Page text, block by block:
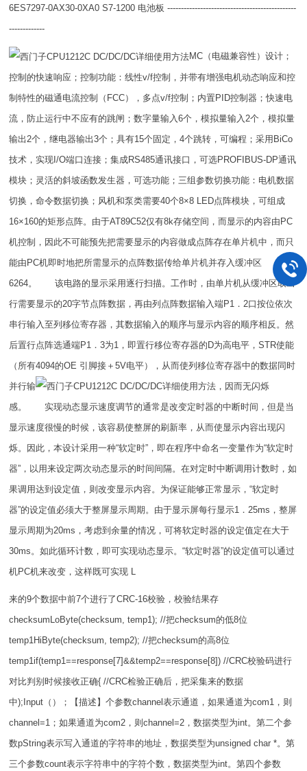
6ES7297-0AX30-0XA0 S7-1200 电池板 -----------------------------------------------
-------------
MC（电磁兼容性）设计；
控制的快速响应；控制功能：线性v/f控制，并带有增强电机动态响应和控
制特性的磁通电流控制（FCC），多点v/f控制；内置PID控制器；快速电
流，防止运行中不应有的跳闸；数字量输入6个，模拟量输入2个，模拟量
输出2个，继电器输出3个；具有15个固定，4个跳转，可编程；采用BiCo
技术，实现I/O端口连接；集成RS485通讯接口，可选PROFIBUS-DP通讯
模块；灵活的斜坡函数发生器，可选功能；三组参数切换功能：电机数据
切换，命令数据切换；风机和泵类需要40个8×8 LED点阵模块，可组成
16×160的矩形点阵。由于AT89C52仅有8k存储空间，而显示的内容由PC
机控制，因此不可能预先把需要显示的内容做成点阵存在单片机中，而只
能由PC机即时地把所需显示的点阵数据传给单片机并存入缓冲区
6264。 该电路的显示采用逐行扫描。工作时，由单片机从缓冲区取出
行需要显示的20字节点阵数据，再由列点阵数据输入端P1．2口按位依次
串行输入至列移位寄存器，其数据输入的顺序与显示内容的顺序相反。然
后置行点阵选通端P1．3为1，即置行移位寄存器的D为高电平，STR使能
（所有4094的OE 引脚接＋5V电平），从而使列移位寄存器中的数据同时
并行输
，因而无闪烁
感。 实现动态显示速度调节的通常是改变定时器的中断时间，但是当
显示速度很慢的时候，该容易使整屏的刷新率，从而使显示内容出现闪
烁。因此，本设计采用一种“软定时”，即在程序中命名一变量作为“软定时
器”，以用来设定两次动态显示的时间间隔。在对定时中断调用计数时，如
果调用达到设定值，则改变显示内容。为保证能够正常显示，“软定时
器”的设定值必须大于整屏显示周期。由于显示屏每行显示1．25ms，整屏
显示周期为20ms，考虑到余量的情况，可将软定时器的设定值定在大于
30ms。如此循环计数，即可实现动态显示。“软定时器”的设定值可以通过
机PC机来改变，这样既可实现 L
来的9个数据中前7个进行了CRC-16校验，校验结果存
checksumLoByte(checksum, temp1); //把checksum的低8位
temp1HiByte(checksum, temp2); //把checksum的高8位
temp1if(temp1==response[7]&&temp2==response[8]) //CRC校验码进行
对比判别时候接收正确{ //CRC检验正确后，把采集来的数据
中);Input（）；【描述】个参数channel表示通道，如果通道为com1，则
channel=1；如果通道为com2，则channel=2，数据类型为int。第二个参
数pString表示写入通道的字符串的地址，数据类型为unsigned char *。第
三个参数count表示字符串中的字符个数，数据类型为int。第四个参数